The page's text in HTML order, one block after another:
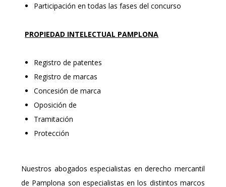
Participación en todas las fases del concurso
PROPIEDAD INTELECTUAL PAMPLONA
Registro de patentes
Registro de marcas
Concesión de marca
Oposición de
Tramitación
Protección
Nuestros abogados especialistas en derecho mercantil
de Pamplona son especialistas en los distintos marcos